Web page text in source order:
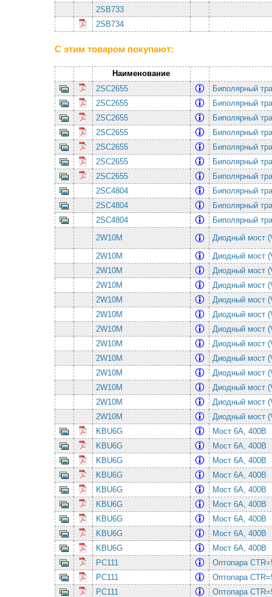
2SB733
2SB734
С этим товаром покупают:
Наименование
2SC2655
Биполярный
2SC2655
Биполярный
2SC2655
Биполярный
2SC2655
Биполярный
2SC2655
Биполярный
2SC2655
Биполярный
2SC2655
Биполярный
2SC4804
Биполярный
2SC4804
Биполярный
2SC4804
Биполярный
2W10M
Диодный мост
2W10M
Диодный мост
2W10M
Диодный мост
2W10M
Диодный мост
2W10M
Диодный мост
2W10M
Диодный мост
2W10M
Диодный мост
2W10M
Диодный мост
2W10M
Диодный мост
2W10M
Диодный мост
2W10M
Диодный мост
2W10M
Диодный мост
2W10M
Диодный мост
KBU6G
Мост 6А, 400В
KBU6G
Мост 6А, 400В
KBU6G
Мост 6А, 400В
KBU6G
Мост 6А, 400В
KBU6G
Мост 6А, 400В
KBU6G
Мост 6А, 400В
KBU6G
Мост 6А, 400В
KBU6G
Мост 6А, 400В
KBU6G
Мост 6А, 400В
PC111
Оптопаpа
PC111
Оптопаpа
PC111
Оптопаpа